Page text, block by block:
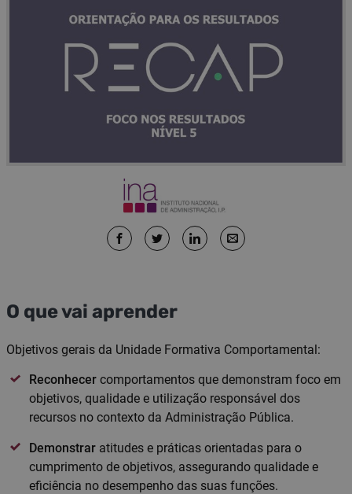
O que vai aprender
Objetivos gerais da Unidade Formativa Comportamental:
Reconhecer comportamentos que demonstram foco em
objetivos, qualidade e utilização responsável dos
recursos no contexto da Administração Pública.
Demonstrar atitudes e práticas orientadas para o
cumprimento de objetivos, assegurando qualidade e
eficiência no desempenho das suas funções.